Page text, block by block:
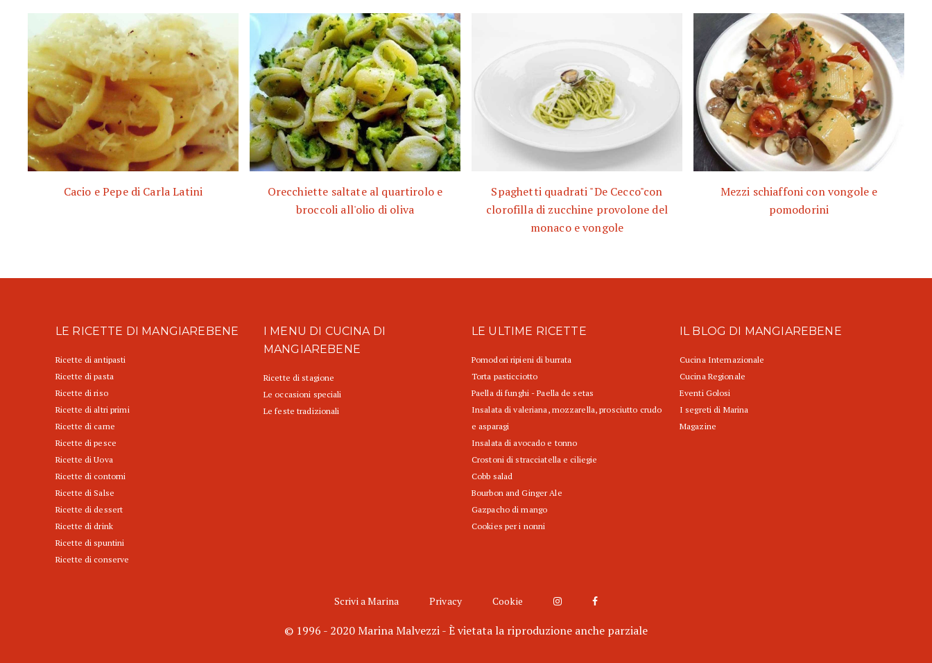
Cacio e Pepe di Carla Latini
Orecchiette saltate al quartirolo e
broccoli all'olio di oliva
Spaghetti quadrati "De Cecco"con
clorofilla di zucchine provolone del
monaco e vongole
Mezzi schiaffoni con vongole e
pomodorini
LE RICETTE DI MANGIAREBENE
Ricette di antipasti
Ricette di pasta
Ricette di riso
Ricette di altri primi
Ricette di carne
Ricette di pesce
Ricette di Uova
Ricette di contorni
Ricette di Salse
Ricette di dessert
Ricette di drink
Ricette di spuntini
Ricette di conserve
I MENU DI CUCINA DI
MANGIAREBENE
Ricette di stagione
Le occasioni speciali
Le feste tradizionali
LE ULTIME RICETTE
Pomodori ripieni di burrata
Torta pasticciotto
Paella di funghi - Paella de setas
Insalata di valeriana, mozzarella, prosciutto crudo
e asparagi
Insalata di avocado e tonno
Crostoni di stracciatella e ciliegie
Cobb salad
Bourbon and Ginger Ale
Gazpacho di mango
Cookies per i nonni
IL BLOG DI MANGIAREBENE
Cucina Internazionale
Cucina Regionale
Eventi Golosi
I segreti di Marina
Magazine
Scrivi a Marina Privacy Cookie
© 1996 - 2020 Marina Malvezzi - È vietata la riproduzione anche parziale